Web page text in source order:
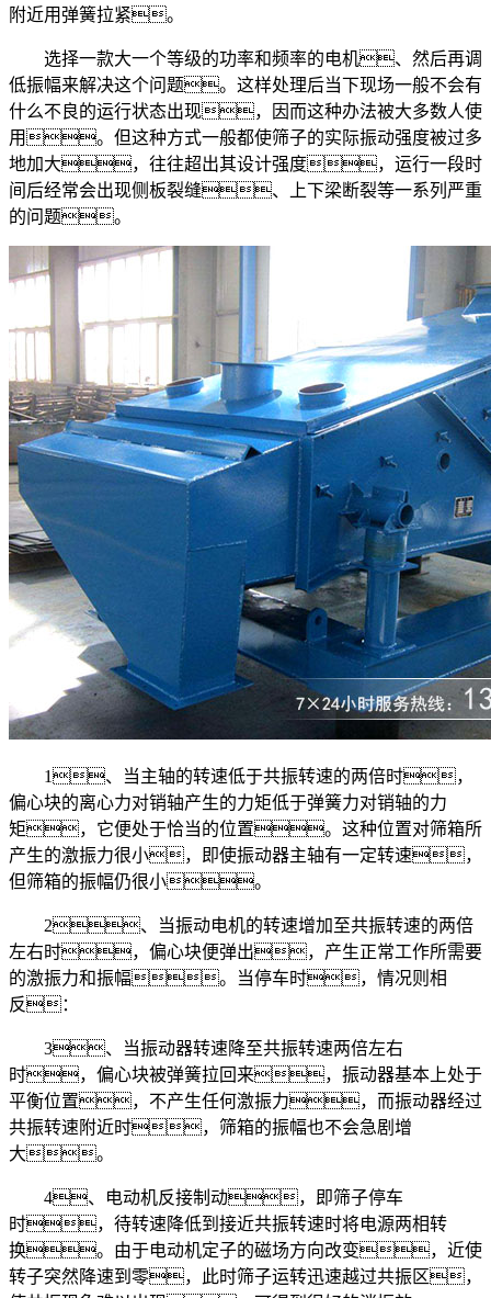
附近用弹簧拉紧。
选择一款大一个等级的功率和频率的电机、然后再调
低振幅来解决这个问题。这样处理后当下现场一般不会有
什么不良的运行状态出现，因而这种办法被大多数人使
用。但这种方式一般都使筛子的实际振动强度被过多
地加大，往往超出其设计强度，运行一段时
间后经常会出现侧板裂缝、上下梁断裂等一系列严重
的问题。
1、当主轴的转速低于共振转速的两倍时，
偏心块的离心力对销轴产生的力矩低于弹簧力对销轴的力
矩，它便处于恰当的位置。这种位置对筛箱所
产生的激振力很小，即使振动器主轴有一定转速，
但筛箱的振幅仍很小。
2、当振动电机的转速增加至共振转速的两倍
左右时，偏心块便弹出，产生正常工作所需要
的激振力和振幅。当停车时，情况则相
反：
3、当振动器转速降至共振转速两倍左右
时，偏心块被弹簧拉回来，振动器基本上处于
平衡位置，不产生任何激振力，而振动器经过
共振转速附近时，筛箱的振幅也不会急剧增
大。
4、电动机反接制动，即筛子停车
时，待转速降低到接近共振转速时将电源两相转
换。由于电动机定子的磁场方向改变，近使
转子突然降速到零，此时筛子运转迅速越过共振区，